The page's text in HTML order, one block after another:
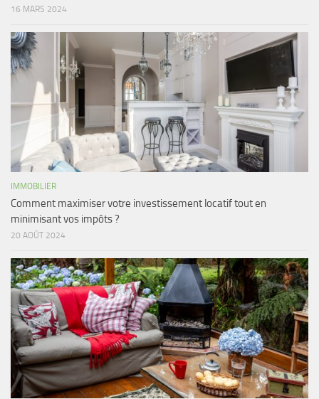
16 MARS 2024
IMMOBILIER
Comment maximiser votre investissement locatif tout en
minimisant vos impôts ?
20 AOÛT 2024